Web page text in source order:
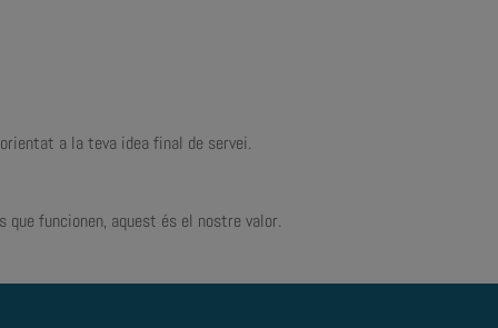
a la teva idea final de servei.
funcionen, aquest és el nostre valor.